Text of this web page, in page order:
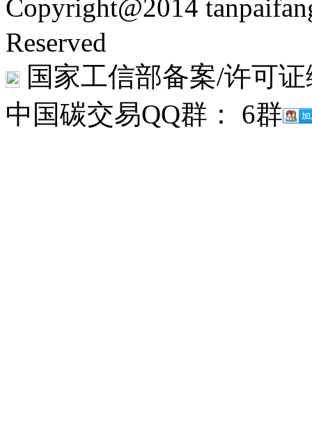
Copyright@2014
Reserved
国家工信部备案/许可
中国碳交易QQ群： 6群